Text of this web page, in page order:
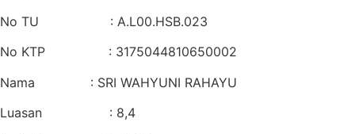
No TU : A.L00.HSB.023
No KTP : 3175044810650002
Nama : SRI WAHYUNI RAHAYU
Luasan : 8,4